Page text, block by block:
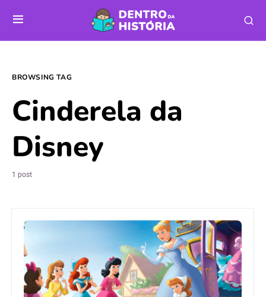
BROWSING TAG
Cinderela da
Disney
1 post